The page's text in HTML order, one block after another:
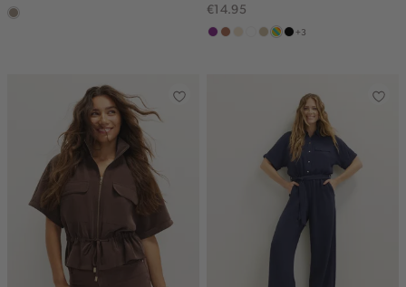
taupe,
€14.95
middenpaars
terracotta
vanille
witlichtzand
meerkleurig
zwart
+3